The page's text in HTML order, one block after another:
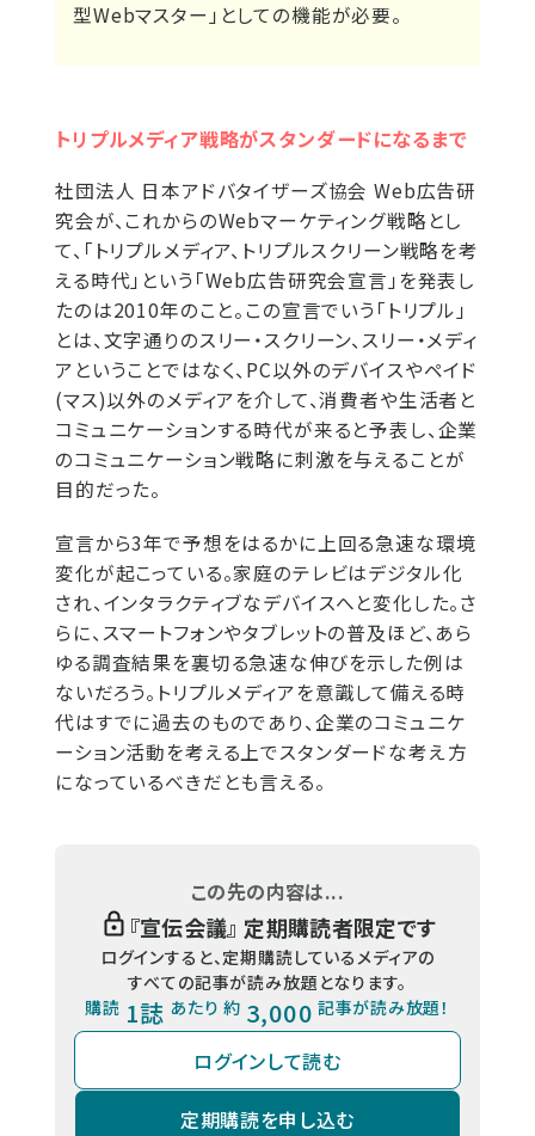
型Webマスター」としての機能が必要。
トリプルメディア戦略がスタンダードになるまで
社団法人 日本アドバタイザーズ協会 Web広告研
究会が、これからのWebマーケティング戦略とし
て、「トリプルメディア、トリプルスクリーン戦略を考
える時代」という「Web広告研究会宣言」を発表し
たのは2010年のこと。この宣言でいう「トリプル」
とは、文字通りのスリー・スクリーン、スリー・メディ
アということではなく、PC以外のデバイスやペイド
(マス)以外のメディアを介して、消費者や生活者と
コミュニケーションする時代が来ると予表し、企業
のコミュニケーション戦略に刺激を与えることが
目的だった。
宣言から3年で予想をはるかに上回る急速な環境
変化が起こっている。家庭のテレビはデジタル化
され、インタラクティブなデバイスへと変化した。さ
らに、スマートフォンやタブレットの普及ほど、あら
ゆる調査結果を裏切る急速な伸びを示した例は
ないだろう。トリプルメディアを意識して備える時
代はすでに過去のものであり、企業のコミュニケ
ーション活動を考える上でスタンダードな考え方
になっているべきだとも言える。
この先の内容は...
『宣伝会議』 定期購読者限定です
ログインすると、定期購読しているメディアの
すべての記事が読み放題となります。
購読 1誌 あたり 約 3,000 記事が読み放題！
ログインして読む
定期購読を申し込む